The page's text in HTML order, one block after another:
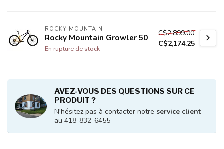
ROCKY MOUNTAIN
Rocky Mountain Growler 50
En rupture de stock
C$2,899.00
C$2,174.25
AVEZ-VOUS DES QUESTIONS SUR CE
PRODUIT ?
N'hésitez pas à contacter notre service client
au 418-832-6455